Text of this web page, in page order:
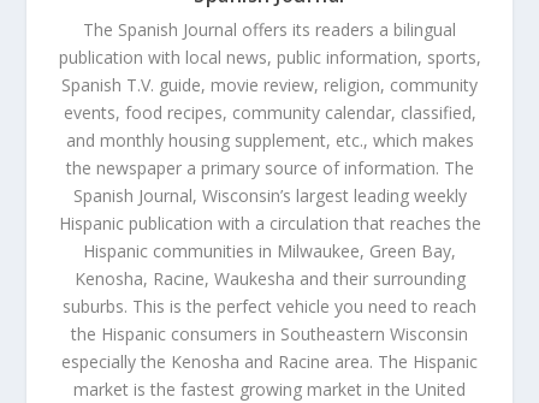
The Spanish Journal offers its readers a bilingual
publication with local news, public information, sports,
Spanish T.V. guide, movie review, religion, community
events, food recipes, community calendar, classified,
and monthly housing supplement, etc., which makes
the newspaper a primary source of information. The
Spanish Journal, Wisconsin’s largest leading weekly
Hispanic publication with a circulation that reaches the
Hispanic communities in Milwaukee, Green Bay,
Kenosha, Racine, Waukesha and their surrounding
suburbs. This is the perfect vehicle you need to reach
the Hispanic consumers in Southeastern Wisconsin
especially the Kenosha and Racine area. The Hispanic
market is the fastest growing market in the United